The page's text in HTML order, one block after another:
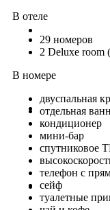
В отеле
29 номеров
2 Deluxe room
В номере
двуспальная
отдельная
кондиционер
мини-бар
спутниковое
телефон с
сейф
туалетные